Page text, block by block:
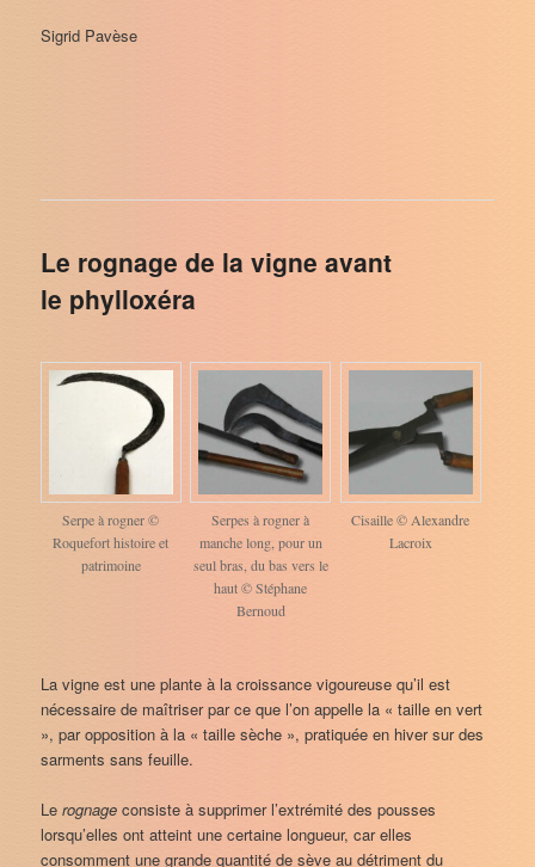
Sigrid Pavèse
Le rognage de la vigne avant
le phylloxéra
Serpe à rogner ©
Roquefort histoire et
patrimoine
Serpes à rogner à
manche long, pour un
seul bras, du bas vers le
haut © Stéphane
Bernoud
Cisaille © Alexandre
Lacroix
La vigne est une plante à la croissance vigoureuse qu’il est
nécessaire de maîtriser par ce que l’on appelle la « taille en vert
», par opposition à la « taille sèche », pratiquée en hiver sur des
sarments sans feuille.
Lerognage consiste à supprimer l’extrémité des pousses
lorsqu’elles ont atteint une certaine longueur, car elles
consomment une grande quantité de sève au détriment du